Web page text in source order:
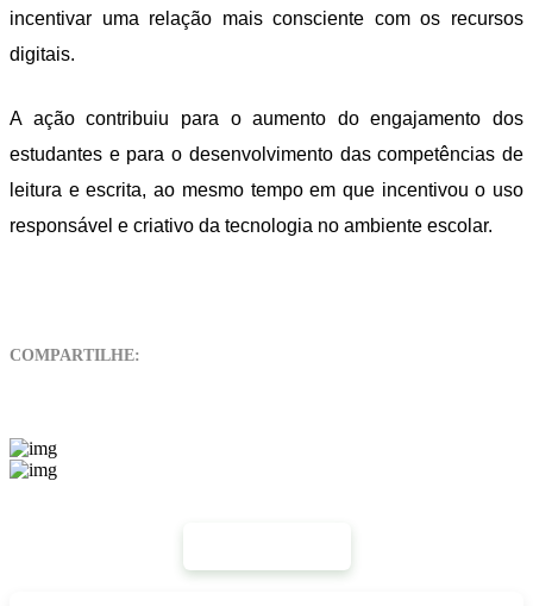
incentivar uma relação mais consciente com os recursos
digitais.
A ação contribuiu para o aumento do engajamento dos
estudantes e para o desenvolvimento das competências de
leitura e escrita, ao mesmo tempo em que incentivou o uso
responsável e criativo da tecnologia no ambiente escolar.
COMPARTILHE: